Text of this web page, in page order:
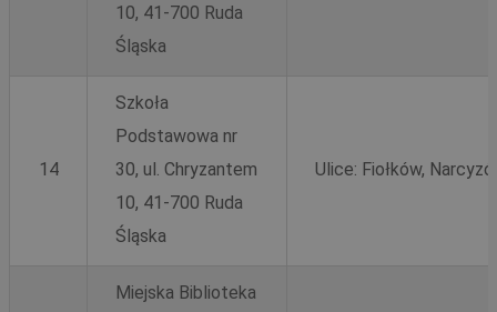
10, 41-700 Ruda
Śląska
14
Szkoła
Podstawowa nr
30, ul. Chryzantem
10, 41-700 Ruda
Śląska
Ulice: Fiołków,
Miejska Biblioteka